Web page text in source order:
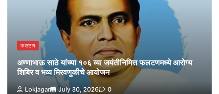
फलटण
अण्णाभाऊ साठे यांच्या १०६ व्या जयंतीनिमित्त फलटणमध्ये आरोग्य
शिबिर व भव्य मिरवणुकीचे आयोजन
Lokjagar July 30, 2026 0